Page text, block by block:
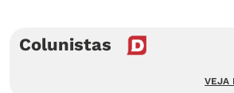
Colunistas
VEJA